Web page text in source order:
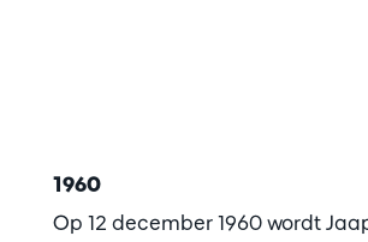
1960
Op 12 december 1960 wordt